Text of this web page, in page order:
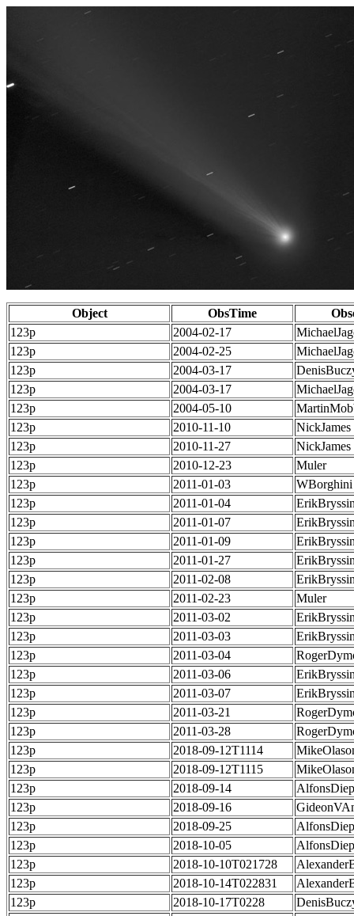
Object ObsTime
123p
2004-02-17
123p
2004-02-25
123p
2004-03-17
123p
2004-03-17
123p
2004-05-10
123p
2010-11-10
NickJames
123p
2010-11-27
NickJames
123p
2010-12-23
Muler
123p
2011-01-03
WBorghini
123p
2011-01-04
123p
2011-01-07
123p
2011-01-09
123p
2011-01-27
123p
2011-02-08
123p
2011-02-23
Muler
123p
2011-03-02
123p
2011-03-03
123p
2011-03-04
123p
2011-03-06
123p
2011-03-07
123p
2011-03-21
123p
2011-03-28
123p
2018-09-12T1114
123p
2018-09-12T1115
123p
2018-09-14
123p
2018-09-16
123p
2018-09-25
123p
2018-10-05
123p
2018-10-10T021728
123p
2018-10-14T022831
123p
2018-10-17T0228